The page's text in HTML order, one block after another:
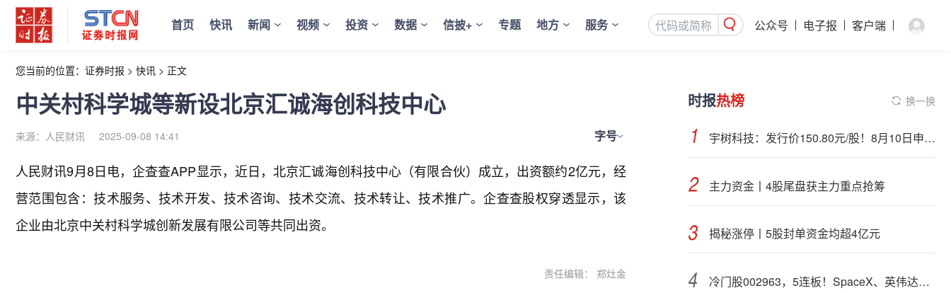
首页 快讯 新闻 视频 投资 数据 信披+ 专题 地方 服务 公众号 电子报 客户端
您当前的位置： 证券时报 > 快讯 > 正文
中关村科学城等新设北京汇诚海创科技中心
来源：人民财讯 2025-09-08 14:41 字号
人民财讯9月8日电， 企查查APP显示，近日，北京汇诚海创科技中心（有限合伙）成立，出资额约2亿元，经
营范围包含：技术服务、技术开发、技术咨询、技术交流、技术转让、技术推广。企查查股权穿透显示，该
企业由北京中关村科学城创新发展有限公司等共同出资。
责任编辑： 郑灶金
时报热榜 换一换
宇树科技：发行价150.80元/股！8月10日申购，DeepSeek参与战略配售
主力资金丨4股尾盘获主力重点抢筹
揭秘涨停丨5股封单资金均超4亿元
冷门股002963，5连板！SpaceX、英伟达联手，入局太空算力（附股）